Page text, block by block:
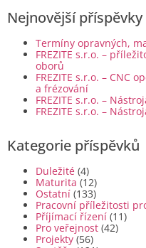
Nejnovější příspěvky
Termíny opravných,
FREZITE s.r.o. –
oborů
FREZITE s.r.o. – CNC
a frézování
FREZITE s.r.o. –
FREZITE s.r.o. –
Kategorie příspěvků
Duležité (4)
Maturita (12)
Ostatní (133)
Pracovní příležitosti
Příjímací řízení (11)
Pro veřejnost (42)
Projekty (56)